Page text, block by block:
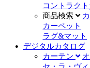
コントラク
商品検索
カーペット
ラグ&マット
デジタルカタログ
カーテン
セ・ラ・ヴィ